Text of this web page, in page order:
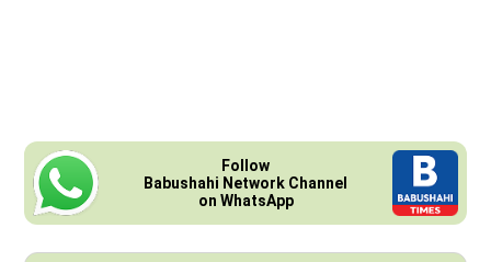
Follow
Babushahi Network Channel
on WhatsApp